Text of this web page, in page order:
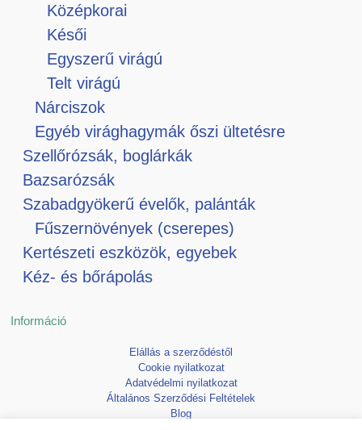
Középkorai
Késői
Egyszerű virágú
Telt virágú
Nárciszok
Egyéb virághagymák őszi ültetésre
Szellőrózsák, boglárkák
Bazsarózsák
Szabadgyökerű évelők, palánták
Fűszernövények (cserepes)
Kertészeti eszközök, egyebek
Kéz- és bőrápolás
Információ
Elállás a szerződéstől
Cookie nyilatkozat
Adatvédelmi nyilatkozat
Általános Szerződési Feltételek
Blog